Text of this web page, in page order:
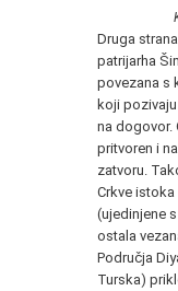
Druga
patrijarha
povezana s
koji
na dogovor.
pritvoren i
zatvoru.
Crkve
(ujedinjene
ostala
Područja
Turska)